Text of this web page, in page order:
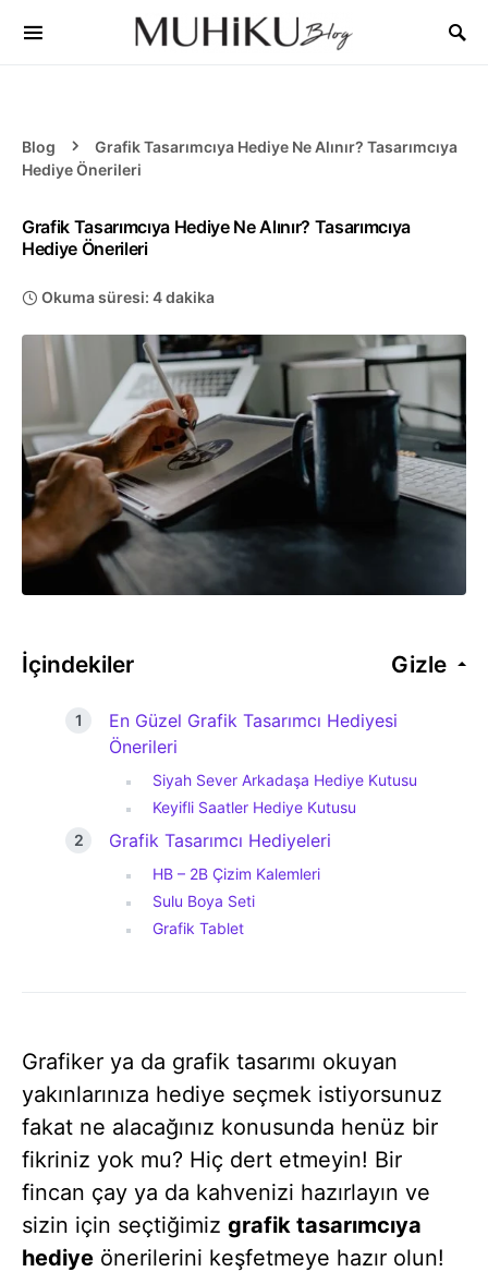
Blog
Grafik Tasarımcıya Hediye Ne Alınır? Tasarımcıya
Hediye Önerileri
Grafik Tasarımcıya Hediye Ne Alınır? Tasarımcıya
Hediye Önerileri
Okuma süresi: 4 dakika
İçindekiler Gizle
En Güzel Grafik Tasarımcı Hediyesi
Önerileri
Siyah Sever Arkadaşa Hediye Kutusu
Keyifli Saatler Hediye Kutusu
Grafik Tasarımcı Hediyeleri
HB – 2B Çizim Kalemleri
Sulu Boya Seti
Grafik Tablet
Grafiker ya da grafik tasarımı okuyan
yakınlarınıza hediye seçmek istiyorsunuz
fakat ne alacağınız konusunda henüz bir
fikriniz yok mu? Hiç dert etmeyin! Bir
fincan çay ya da kahvenizi hazırlayın ve
sizin için seçtiğimiz grafik tasarımcıya
hediye önerilerini keşfetmeye hazır olun!